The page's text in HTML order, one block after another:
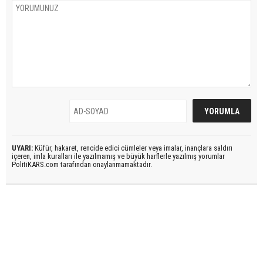
UYARI: Küfür, hakaret, rencide edici cümleler veya imalar, inançlara saldırı
içeren, imla kuralları ile yazılmamış ve büyük harflerle yazılmış yorumlar
PolitiKARS.com tarafından onaylanmamaktadır.